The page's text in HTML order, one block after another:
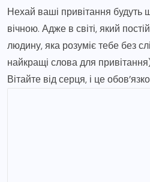
Нехай ваші привітання
вічною. Адже в світі, який
людину, яка розуміє тебе без
найкращі слова для
Вітайте від серця, і це